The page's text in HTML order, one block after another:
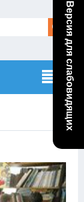
Версия для слабовидящих